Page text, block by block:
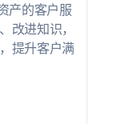
产的客户服
改进知识，
提升客户满